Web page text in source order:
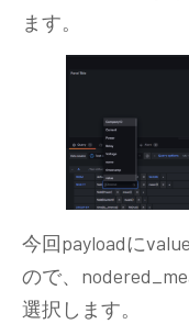
ます。
今回payloadに
ので、
選択します。